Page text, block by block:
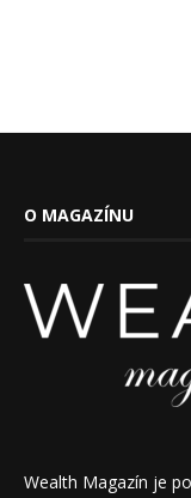
O MAGAZÍNU
Wealth Magazín je